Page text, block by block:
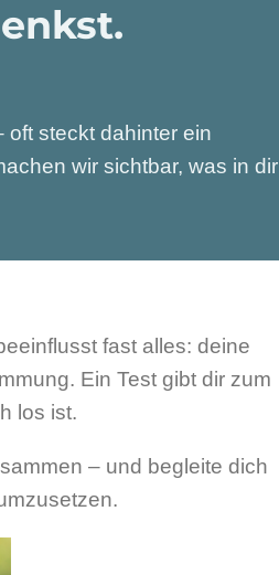
steckt dahinter ein
wir sichtbar, was in dir
fast alles: deine
Ein Test gibt dir zum
los ist.
– und begleite dich